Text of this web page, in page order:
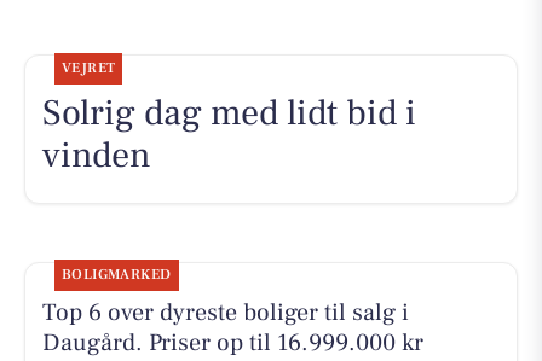
VEJRET
Solrig dag med lidt bid i
vinden
BOLIGMARKED
Top 6 over dyreste boliger til salg i
Daugård. Priser op til 16.999.000 kr